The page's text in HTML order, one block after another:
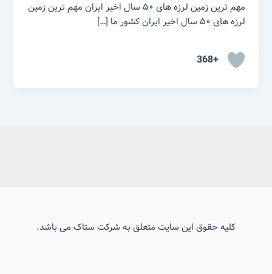
مهم ترین زمین لرزه های ۵۰ سال اخیر ایران مهم ترین زمین
لرزه های ۵۰ سال اخیر ایران کشور ما […]
+368
کلیه حقوق این سایت متعلق به شرکت ستاک می باشد.